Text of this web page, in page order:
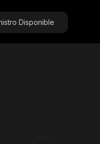
Disponible